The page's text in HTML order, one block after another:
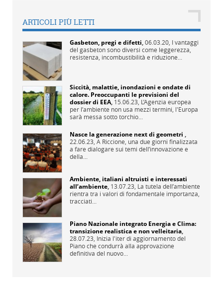
ARTICOLI PIÙ LETTI
Gasbeton, pregi e difetti,06.03.20, I vantaggi
del gasbeton sono diversi come leggerezza,
resistenza, incombustibilità e riduzione...
Siccità, malattie, inondazioni e ondate di
calore. Preoccupanti le previsioni del
dossier di EEA, 15.06.23, L’Agenzia europea
per l’ambiente non usa mezzi termini, l'Europa
sarà messa sotto torchio...
Nasce la generazione next di geometri ,
22.06.23, A Riccione, una due giorni finalizzata
a fare dialogare sui temi dell’innovazione e
della...
Ambiente, italiani altruisti e interessati
all’ambiente, 13.07.23, La tutela dell’ambiente
rientra tra i valori di fondamentale importanza,
tracciati...
Piano Nazionale integrato Energia e Clima:
transizione realistica e non velleitaria,
28.07.23, Inizia l'iter di aggiornamento del
Piano che condurrà alla approvazione
definitiva del nuovo...